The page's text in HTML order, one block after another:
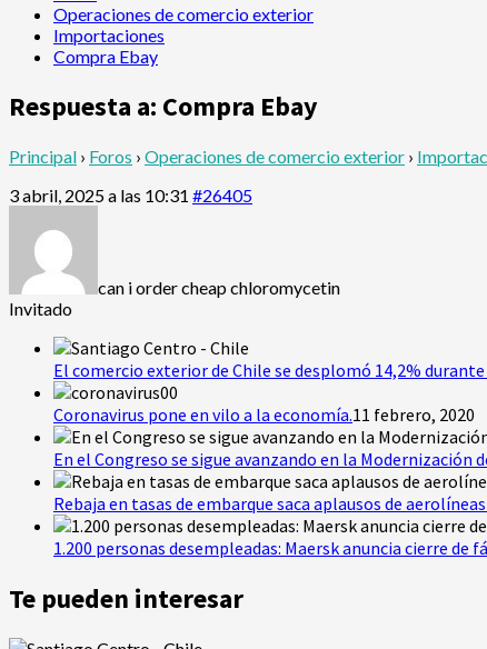
Operaciones de comercio exterior
Importaciones
Compra Ebay
Respuesta a: Compra Ebay
Principal › Foros › Operaciones de comercio exterior ›
3 abril, 2025 a las 10:31 #26405
can i order cheap chloromycetin
Invitado
El comercio exterior de Chile se desplomó 14,2%
Coronavirus pone en vilo a la economía.11 febrero, 2020
En el Congreso se sigue avanzando en la Modernización
Rebaja en tasas de embarque saca aplausos de
1.200 personas desempleadas: Maersk anuncia cierre de
Te pueden interesar